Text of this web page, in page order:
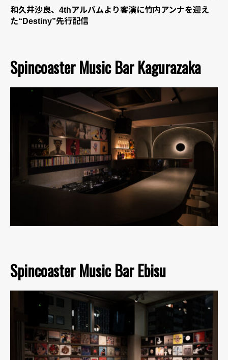
和久井沙良、4thアルバムより客演に竹内アンナを迎え
た“Destiny”先行配信
Spincoaster Music Bar Kagurazaka
Spincoaster Music Bar Ebisu